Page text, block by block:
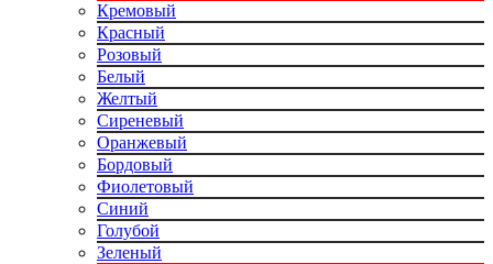
Кремовый
Красный
Розовый
Белый
Желтый
Сиреневый
Оранжевый
Бордовый
Фиолетовый
Синий
Голубой
Зеленый